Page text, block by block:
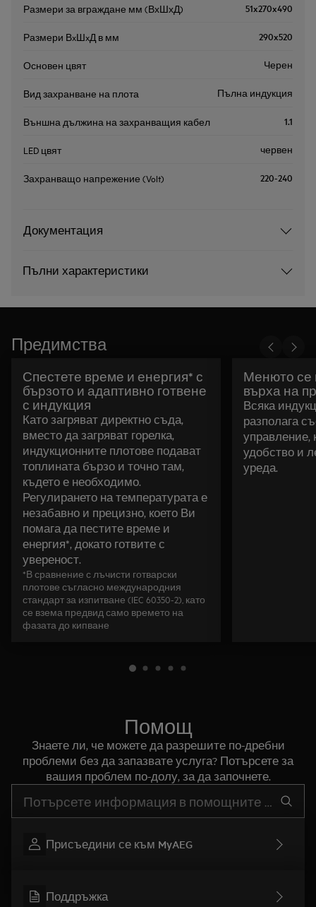
Размери за вграждане мм (ВхШхД) 51x270x490
Размери ВxШxД в мм 290x520
Основен цвят Черен
Вид захранване на плота Пълна индукция
Външна дължина на захранващия кабел 1.1
LED цвят червен
Захранващо напрежение (Volt) 220-240
Документация
Пълни характеристики
Предимства
Спестете време и енергия* с
бързото и адаптивно готвене
с индукция
Като загряват директно съда,
вместо да загряват горелка,
индукционните плотове подават
топлината бързо и точно там,
където е необходимо.
Регулирането на температурата е
незабавно и прецизно, което Ви
помага да пестите време и
енергия*, докато готвите с
увереност.
*В сравнение с лъчисти готварски
плотове съгласно международния
стандарт за изпитване (IEC 60350-2), като
се взема предвид само времето на
фазата до кипване
Менюто се
върха на
Всяка
разполага
управление,
удобство и
уреда.
Помощ
Знаете ли, че можете да разрешите по-дребни
проблеми без да запазвате услуга? Потърсете за
вашия проблем по-долу, за да започнете.
Присъедини се към MyAEG
Поддръжка